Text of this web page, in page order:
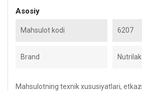
Asosiy
Mahsulot kodi 6207
Brand Nutrilak
Mahsulotning texnik xususiyatlari,